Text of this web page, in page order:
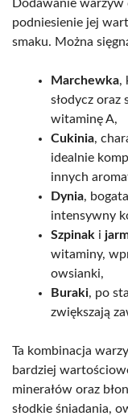
Dodawanie warzyw
podniesienie jej
smaku. Można
Marchewka,
słodycz
witaminę A,
Cukinia,
idealnie
innych
Dynia,
intensywny
Szpinak i
witaminy,
owsianki,
Buraki, po
zwiększają
Ta kombinacja
bardziej
minerałów oraz
słodkie śniadania,